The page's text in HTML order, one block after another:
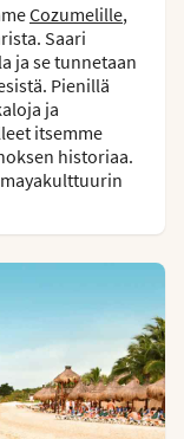
Cozumelille,
Saari
ja se tunnetaan
Pienillä
ja
itsemme
historiaa.